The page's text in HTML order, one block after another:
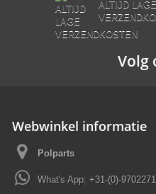
ALTIJD LAGE
Volg
Webwinkel informatie
Polparts
What's App: +31-(0)-